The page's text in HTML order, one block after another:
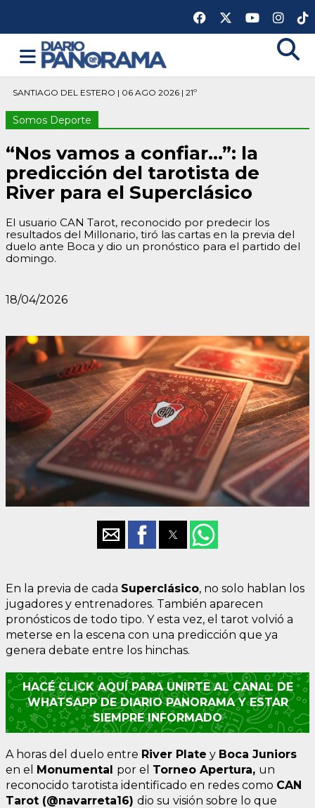
SANTIAGO DEL ESTERO | 06 AGO 2026 | 21º
Somos Deporte
“Nos vamos a confiar...”: la
predicción del tarotista de
River para el Superclásico
El usuario CAN Tarot, reconocido por predecir los
resultados del Millonario, tiró las cartas en la previa del
duelo ante Boca y dio un pronóstico para el partido del
domingo.
18/04/2026
En la previa de cada Superclásico, no solo hablan los
jugadores y entrenadores. También aparecen
pronósticos de todo tipo. Y esta vez, el tarot volvió a
meterse en la escena con una predicción que ya
genera debate entre los hinchas.
HACÉ CLICK AQUÍ PARA UNIRTE AL CANAL DE
WHATSAPP DE DIARIO PANORAMA Y ESTAR
SIEMPRE INFORMADO
A horas del duelo entre River Plate y Boca Juniors
en el Monumental por el Torneo Apertura, un
reconocido tarotista identificado en redes como CAN
Tarot (@navarreta16) dio su visión sobre lo que